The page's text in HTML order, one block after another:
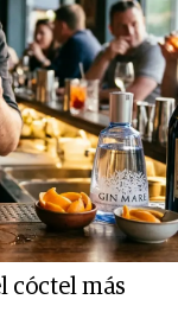
cóctel más